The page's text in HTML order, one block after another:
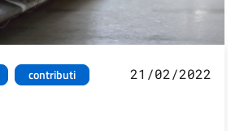
contributi
21/02/2022